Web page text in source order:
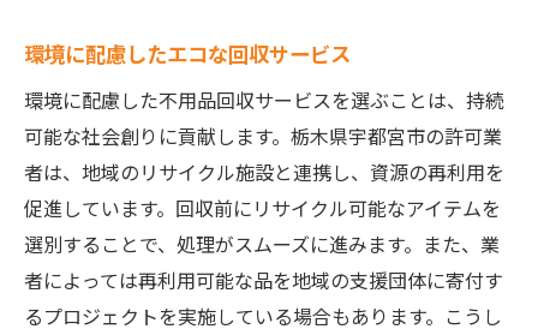
環境に配慮したエコな回収サービス
環境に配慮した不用品回収サービスを選ぶことは、持続
可能な社会創りに貢献します。栃木県宇都宮市の許可業
者は、地域のリサイクル施設と連携し、資源の再利用を
促進しています。回収前にリサイクル可能なアイテムを
選別することで、処理がスムーズに進みます。また、業
者によっては再利用可能な品を地域の支援団体に寄付す
るプロジェクトを実施している場合もあります。こうし